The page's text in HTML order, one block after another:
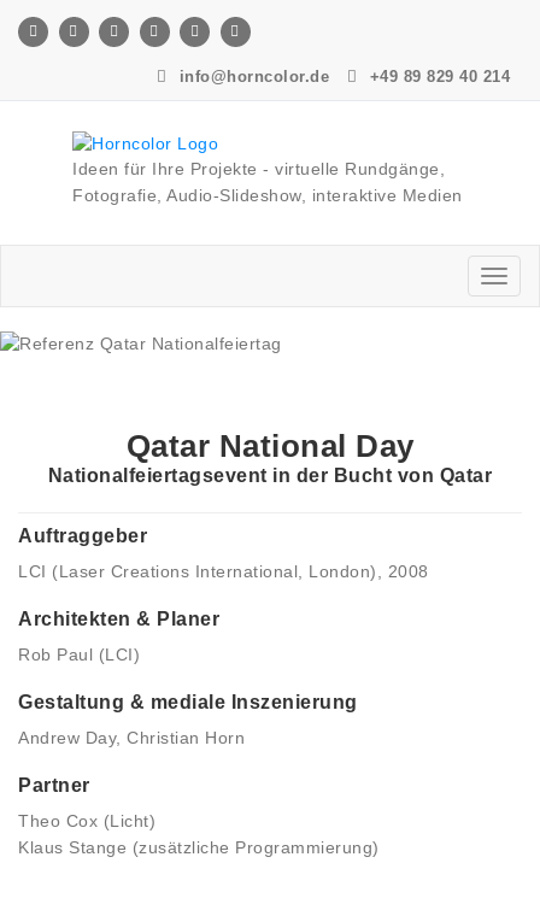
info@horncolor.de +49 89 829 40 214
Ideen für Ihre Projekte - virtuelle Rundgänge,
Fotografie, Audio-Slideshow, interaktive Medien
Qatar National Day
Nationalfeiertagsevent in der Bucht von Qatar
Auftraggeber
LCI (Laser Creations International, London), 2008
Architekten & Planer
Rob Paul (LCI)
Gestaltung & mediale Inszenierung
Andrew Day, Christian Horn
Partner
Theo Cox (Licht)
Klaus Stange (zusätzliche Programmierung)